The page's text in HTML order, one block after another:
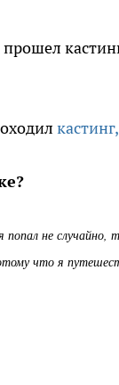
кастинг,
не случайно,
что я